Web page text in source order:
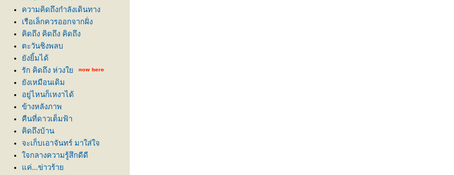
ความคิดถึงกำลังเดินทาง
เรือเล็กควรออกจากฝั่ง
คิดถึง คิดถึง คิดถึง
ตะวันชิงพลบ
ังยิ้มได้
รัก คิดถึง ห่วง
ังเหมือนเดิม
อยู่ไหนก็เหงาได้
ข้างหลังภาพ
คืนที่ดาวเต็มฟ้า
คิดถึงบ้าน
จะเก็บเอาจันทร์ มาใส่ใจ
จกลางความรู้สึกดีดี
ค่...ข่าวร้า